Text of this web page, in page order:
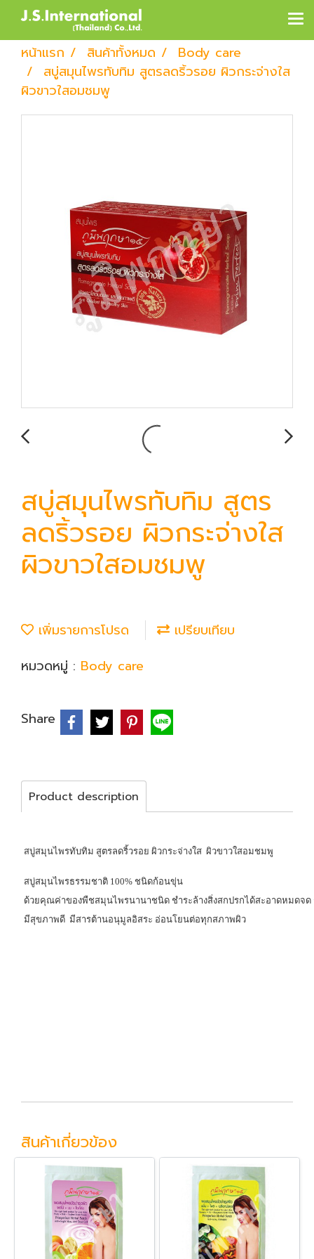
หน้าแรก สินค้าทั้งหมด
Body care
สบู่สมุนไพรทับทิม สูตรลดริ้วรอย ผิวกระจ่างใส
ผิวขาวใสอมชมพู
สบู่สมุนไพรทับทิม สูตร
ลดริ้วรอย ผิวกระจ่างใส
ผิวขาวใสอมชมพู
เพิ่มรายการโปรด
เปรียบเทียบ
หมวดหมู่ : Body care
Share
Product description
สบู่สมุนไพรทับทิม สูตรลดริ้วรอย ผิวกระจ่างใส ผิวขาวใสอมชมพู
สบู่สมุนไพรธรรมชาติ 100% ชนิดก้อนขุ่น
ด้วยคุณค่าของพืชสมุนไพรนานาชนิด ชำระล้างสิ่งสกปรกได้สะอาดหมดจด
มีสุขภาพดี มีสารต้านอนุมูลอิสระ อ่อนโยนต่อทุกสภาพผิว
สินค้าเกี่ยวข้อง